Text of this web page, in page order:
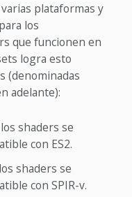
plataformas y
los
que funcionen en
logra esto
(denominadas
adelante):
shaders se
con ES2.
shaders se
con SPIR-v.